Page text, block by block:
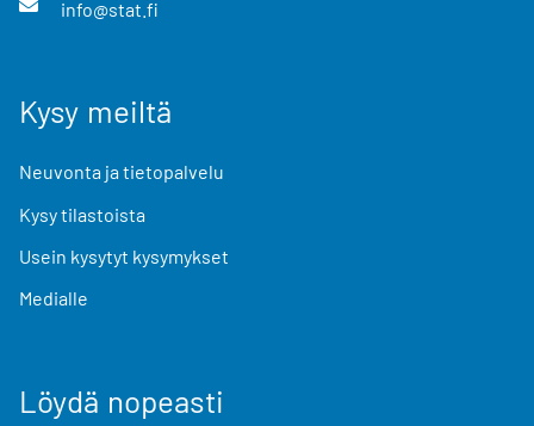
info@stat.fi
Kysy meiltä
Neuvonta ja tietopalvelu
Kysy tilastoista
Usein kysytyt kysymykset
Medialle
Löydä nopeasti